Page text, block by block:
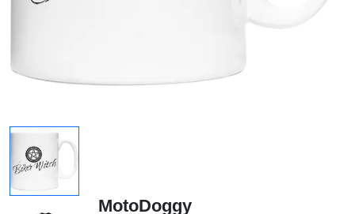
MotoDoggy